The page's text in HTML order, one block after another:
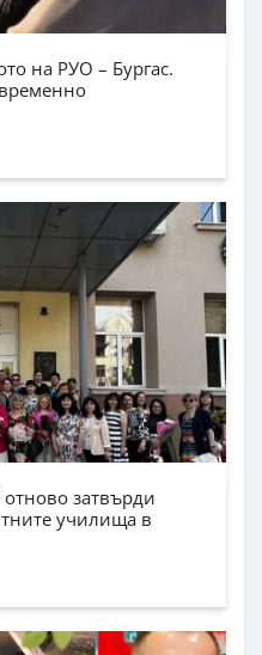
на РУО – Бургас.
затвърди
училища в